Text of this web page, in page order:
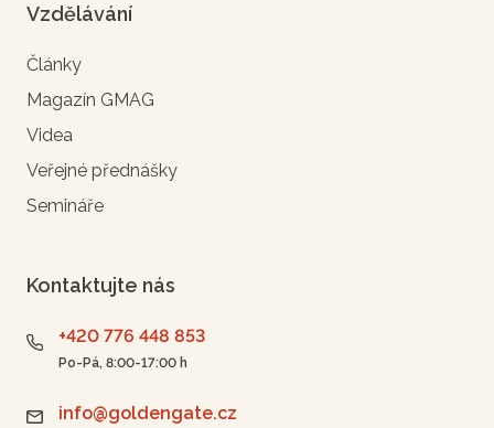
Vzdělávání
Články
Magazín GMAG
Videa
Veřejné přednášky
Semináře
Kontaktujte nás
+420 776 448 853
Po-Pá, 8:00-17:00 h
info@goldengate.cz